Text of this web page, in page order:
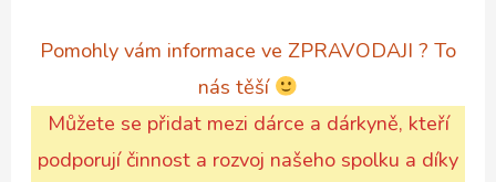
Pomohly vám informace ve ZPRAVODAJI ? To
nás těší
Můžete se přidat mezi dárce a dárkyně, kteří
podporují činnost a rozvoj našeho spolku a díky